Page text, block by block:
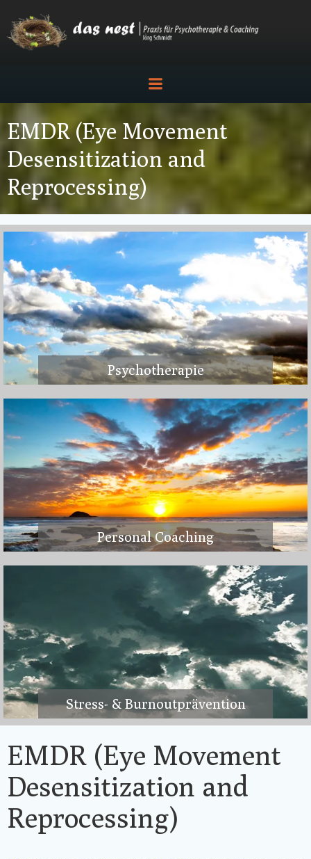
Inhalt
springen
EMDR (Eye Movement
Desensitization and
Reprocessing)
Psychotherapie
Personal Coaching
Stress- & Burnoutprävention
EMDR (Eye Movement
Desensitization and
Reprocessing)